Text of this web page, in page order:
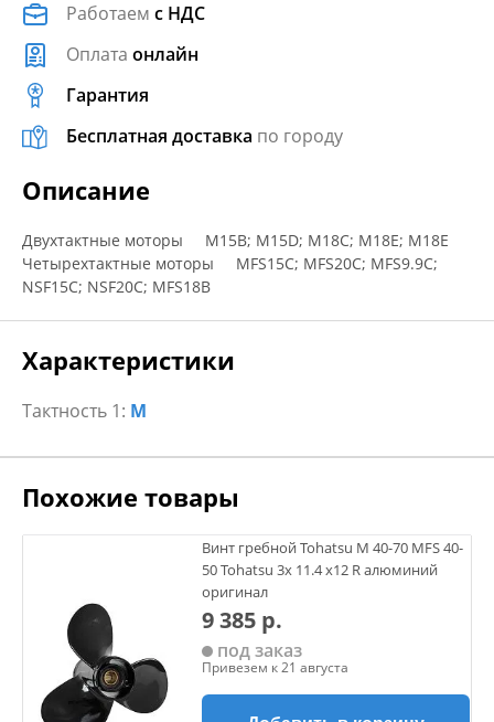
Работаем с НДС
Оплата онлайн
Гарантия
Бесплатная доставка по городу
Описание
Двухтактные моторы M15B; M15D; M18C; M18E; M18E
Четырехтактные моторы MFS15C; MFS20C; MFS9.9C;
NSF15C; NSF20C; MFS18B
Характеристики
Тактность 1: M
Похожие товары
Винт гребной Tohatsu M 40-70 MFS 40-
50 Tohatsu 3х 11.4 х12 R алюминий
оригинал
9 385 р.
под заказ
Привезем к 21 августа